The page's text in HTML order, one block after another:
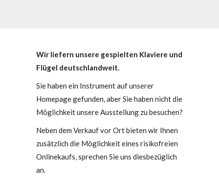
Wir liefern unsere gespielten Klaviere und
Flügel deutschlandweit.
Sie haben ein Instrument auf unserer
Homepage gefunden, aber Sie haben nicht die
Möglichkeit unsere Ausstellung zu besuchen?
Neben dem Verkauf vor Ort bieten wir Ihnen
zusätzlich die Möglichkeit eines risikofreien
Onlinekaufs, sprechen Sie uns diesbezüglich
an.